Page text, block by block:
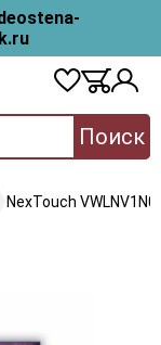
Поиск
NexTouch